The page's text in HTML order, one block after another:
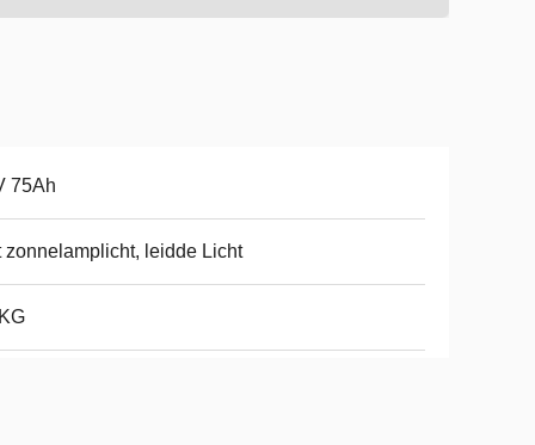
75Ah
zonnelamplicht, leidde Licht